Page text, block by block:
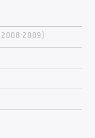
2008-2009)